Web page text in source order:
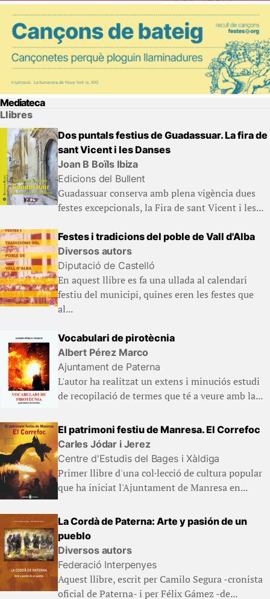
Mediateca
Llibres
Dos puntals festius de Guadassuar. La fira de
sant Vicent i les Danses
Joan B Boïls Ibiza
Edicions del Bullent
Guadassuar conserva amb plena vigència dues
festes excepcionals, la Fira de sant Vicent i les...
Festes i tradicions del poble de Vall d'Alba
Diversos autors
Diputació de Castelló
En aquest llibre es fa una ullada al calendari
festiu del municipi, quines eren les festes que
al...
Vocabulari de pirotècnia
Albert Pérez Marco
Ajuntament de Paterna
L'autor ha realitzat un extens i minuciós estudi
de recopilació de termes que té a veure amb la...
El patrimoni festiu de Manresa. El Correfoc
Carles Jódar i Jerez
Centre d'Estudis del Bages i Xàldiga
Primer llibre d'una col·lecció de cultura popular
que ha iniciat l'Ajuntament de Manresa en...
La Cordà de Paterna: Arte y pasión de un
pueblo
Diversos autors
Federació Interpenyes
Aquest llibre, escrit per Camilo Segura -cronista
oficial de Paterna- i per Félix Gámez -de...